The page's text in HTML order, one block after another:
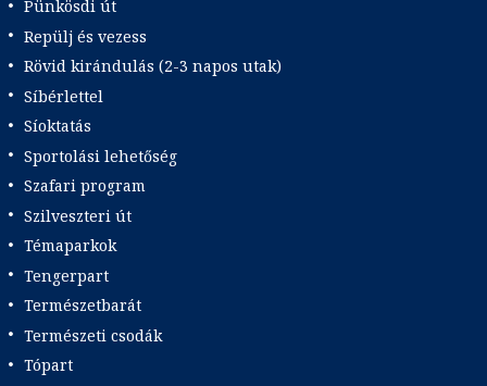
Pünkösdi út
Repülj és vezess
Rövid kirándulás (2-3 napos utak)
Síbérlettel
Síoktatás
Sportolási lehetőség
Szafari program
Szilveszteri út
Témaparkok
Tengerpart
Természetbarát
Természeti csodák
Tópart